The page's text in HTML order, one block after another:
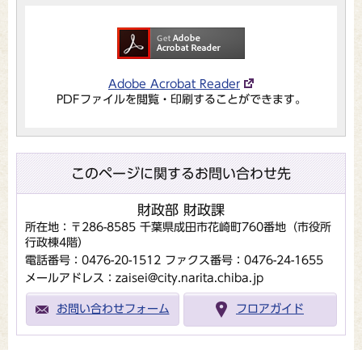
Adobe Acrobat Reader
PDFファイルを閲覧・印刷することができます。
このページに関するお問い合わせ先
財政部 財政課
所在地：〒286-8585 千葉県成田市花崎町760番地（市役所
行政棟4階）
電話番号：0476-20-1512 ファクス番号：0476-24-1655
メールアドレス：zaisei@city.narita.chiba.jp
お問い合わせフォーム フロアガイド